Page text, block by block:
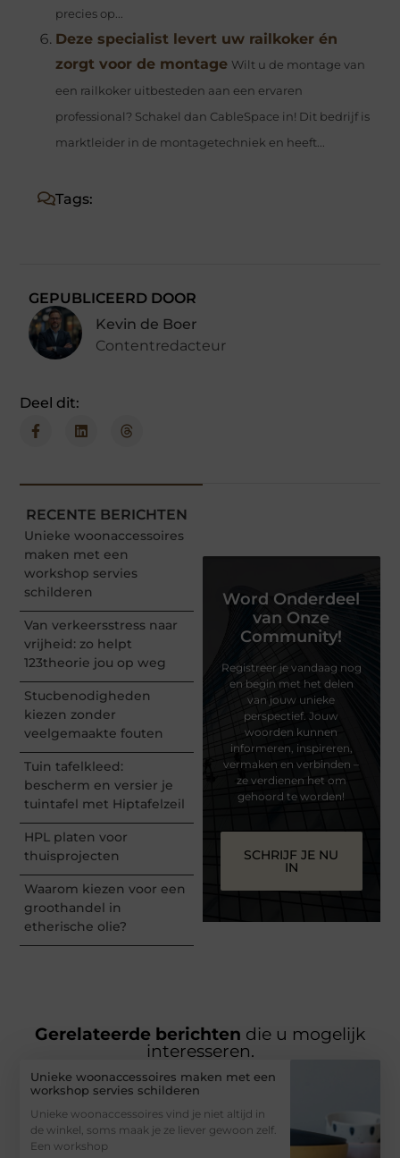
precies op...
Deze specialist levert uw railkoker én
zorgt voor de montage Wilt u de montage van
een railkoker uitbesteden aan een ervaren
professional? Schakel dan CableSpace in! Dit bedrijf is
marktleider in de montagetechniek en heeft...
Tags:
GEPUBLICEERD DOOR
Kevin de Boer
Contentredacteur
Deel dit:
RECENTE BERICHTEN
Unieke woonaccessoires
maken met een
workshop servies
schilderen
Van verkeersstress naar
vrijheid: zo helpt
123theorie jou op weg
Stucbenodigheden
kiezen zonder
veelgemaakte fouten
Tuin tafelkleed:
bescherm en versier je
tuintafel met Hiptafelzeil
HPL platen voor
thuisprojecten
Waarom kiezen voor een
groothandel in
etherische olie?
Word Onderdeel
van Onze
Community!
Registreer je vandaag nog
en begin met het delen
van jouw unieke
perspectief. Jouw
woorden kunnen
informeren, inspireren,
vermaken en verbinden –
ze verdienen het om
gehoord te worden!
SCHRIJF JE NU
IN
Gerelateerde berichten die u mogelijk
interesseren.
Unieke woonaccessoires maken met een
workshop servies schilderen
Unieke woonaccessoires vind je niet altijd in
de winkel, soms maak je ze liever gewoon zelf.
Een workshop